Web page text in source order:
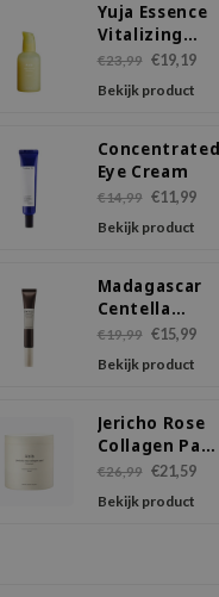
Yuja Essence
Vitalizing
Pump
€23,99 €19,19
Bekijk product
Concentrated
Eye Cream
€14,99 €11,99
Bekijk product
Madagascar
Centella
Probio-Cica
Bakuchiol Eye
Cream
€19,99 €15,99
Bekijk product
Jericho Rose
Collagen Pad
Firming
Touch
€26,99 €21,59
Bekijk product